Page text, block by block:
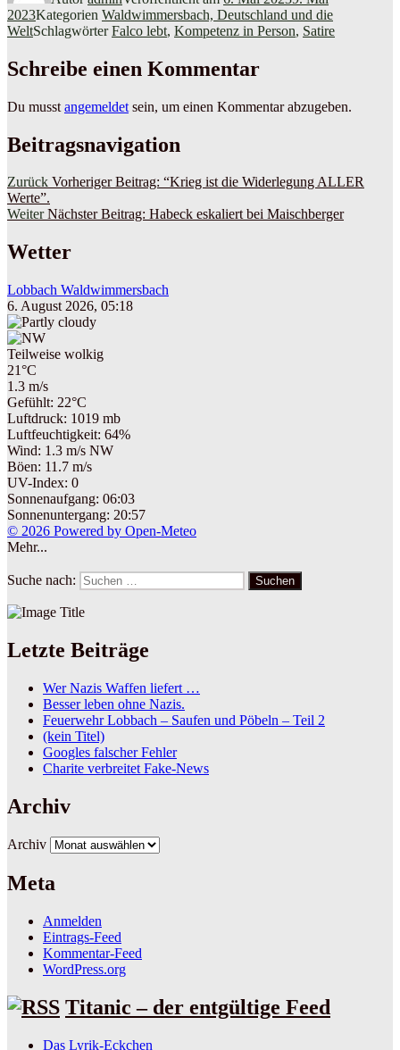
2023Kategorien Waldwimmersbach, Deutschland und die
WeltSchlagwörterFalco lebt, Kompetenz in Person, Satire
Schreibe einen Kommentar
Du musst angemeldet sein, um einen Kommentar abzugeben.
Beitragsnavigation
Zurück Vorheriger Beitrag: “Krieg ist die Widerlegung ALLER
Werte”.
Weiter Nächster Beitrag: Habeck eskaliert bei Maischberger
Wetter
Lobbach Waldwimmersbach
6. August 2026, 05:18
Teilweise wolkig
21°C
1.3 m/s
Gefühlt: 22°C
Luftdruck: 1019 mb
Luftfeuchtigkeit: 64%
Wind: 1.3 m/s NW
Böen: 11.7 m/s
UV-Index: 0
Sonnenaufgang: 06:03
Sonnenuntergang: 20:57
© 2026 Powered by Open-Meteo
Mehr...
Suche nach: Suchen
Letzte Beiträge
Wer Nazis Waffen liefert …
Besser leben ohne Nazis.
Feuerwehr Lobbach – Saufen und Pöbeln – Teil 2
(kein Titel)
Googles falscher Fehler
Charite verbreitet Fake-News
Archiv
Archiv
Meta
Anmelden
Eintrags-Feed
Kommentar-Feed
WordPress.org
Titanic – der entgültige Feed
Das Lyrik-Eckchen